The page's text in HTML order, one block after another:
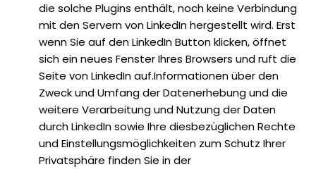
die solche Plugins enthält, noch keine Verbindung
mit den Servern von LinkedIn hergestellt wird. Erst
wenn Sie auf den LinkedIn Button klicken, öffnet
sich ein neues Fenster Ihres Browsers und ruft die
Seite von LinkedIn auf.‌Informationen über den
Zweck und Umfang der Datenerhebung und die
weitere Verarbeitung und Nutzung der Daten
durch LinkedIn sowie Ihre diesbezüglichen Rechte
und Einstellungsmöglichkeiten zum Schutz Ihrer
Privatsphäre finden Sie in der